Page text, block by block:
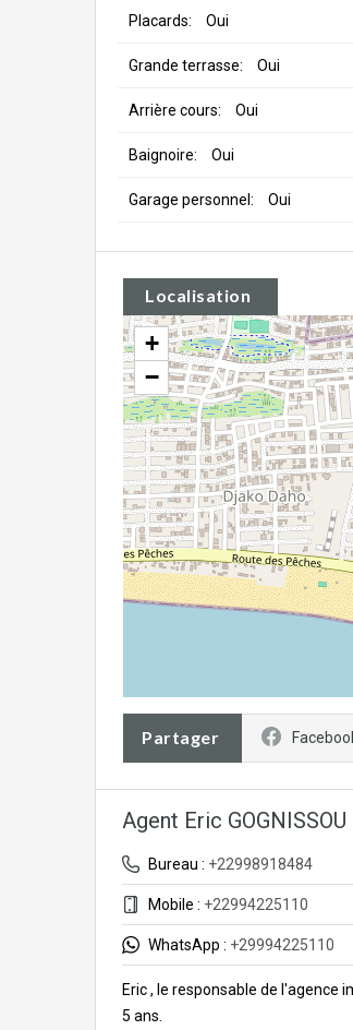
Placards: Oui
Grande terrasse: Oui
Arrière cours: Oui
Baignoire: Oui
Garage personnel: Oui
Localisation
+
−
Partager
Agent Eric GOGNISSOU
Bureau : +22998918484
Mobile : +22994225110
WhatsApp : +29994225110
Eric , le responsable de l'agence
5 ans.